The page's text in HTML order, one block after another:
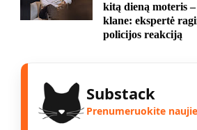
kitą dieną moteris
klane: ekspertė
policijos reakciją
Substack
Prenumeruokite